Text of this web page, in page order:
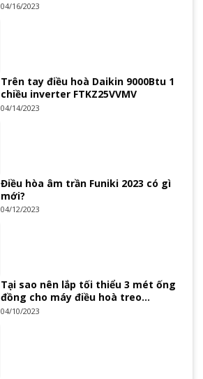
04/16/2023
Trên tay điều hoà Daikin 9000Btu 1
chiều inverter FTKZ25VVMV
04/14/2023
Điều hòa âm trần Funiki 2023 có gì
mới?
04/12/2023
Tại sao nên lắp tối thiểu 3 mét ống
đồng cho máy điều hoà treo
tường?
04/10/2023